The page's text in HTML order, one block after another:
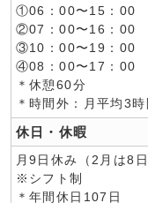
①06：00〜15：00
②07：00〜16：00
③10：00〜19：00
④08：00〜17：00
＊休憩60分
＊時間外：月平均3時
休日・休暇
月9日休み（2月は8日
※シフト制
＊年間休日107日